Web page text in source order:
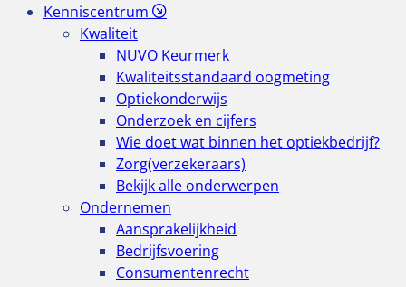
Kenniscentrum
Kwaliteit
NUVO Keurmerk
Kwaliteitsstandaard oogmeting
Optiekonderwijs
Onderzoek en cijfers
Wie doet wat binnen het optiekbedrijf?
Zorg(verzekeraars)
Bekijk alle onderwerpen
Ondernemen
Aansprakelijkheid
Bedrijfsvoering
Consumentenrecht